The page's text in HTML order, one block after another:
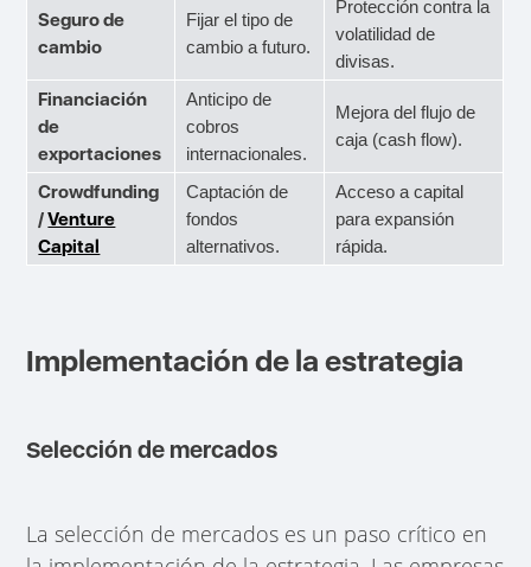
Seguro de
cambio
Fijar el tipo de
cambio a futuro.
Protección contra la
volatilidad de
divisas.
Financiación
de
exportaciones
Anticipo de
cobros
internacionales.
Mejora del flujo de
caja (cash flow).
Crowdfunding
/Venture
Capital
Captación de
fondos
alternativos.
Acceso a capital
para expansión
rápida.
Implementación de la estrategia
Selección de mercados
La selección de mercados es un paso crítico en